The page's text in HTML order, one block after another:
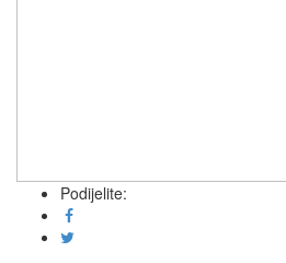
Podijelite: